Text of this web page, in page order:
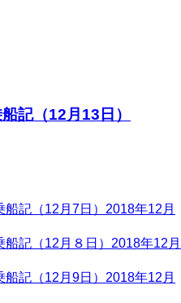
記（12月13日）
記（12月7日） 2018年12月
記（12月８日） 2018年12月
記（12月9日） 2018年12月